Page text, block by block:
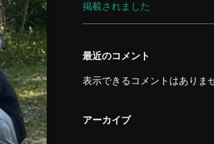
掲載されました
最近のコメント
表示できるコメントはありま
アーカイブ